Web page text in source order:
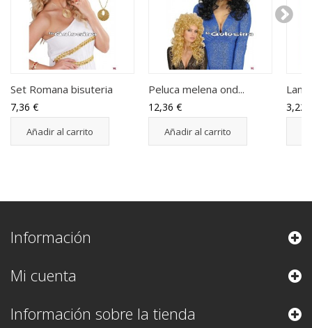
Set Romana bisuteria
7,36 €
Añadir al carrito
Peluca melena ond...
12,36 €
Añadir al carrito
3,22
Información
Mi cuenta
Información sobre la tienda